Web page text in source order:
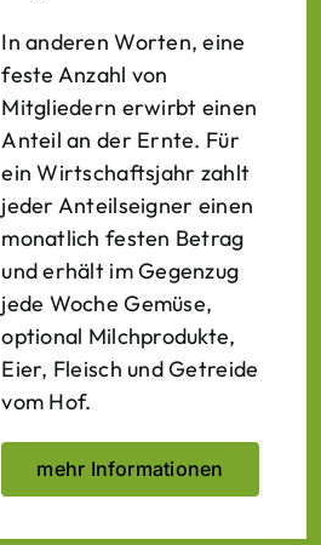
In anderen Worten, eine
feste Anzahl von
Mitgliedern erwirbt einen
Anteil an der Ernte. Für
ein Wirtschaftsjahr zahlt
jeder Anteilseigner einen
monatlich festen Betrag
und erhält im Gegenzug
jede Woche Gemüse,
optional Milchprodukte,
Eier, Fleisch und Getreide
vom Hof.
mehr Informationen